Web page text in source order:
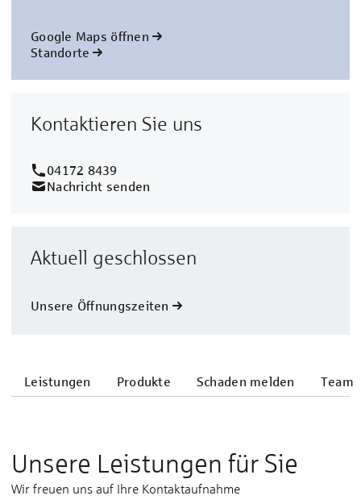
Google Maps öffnen
Standorte
Kontaktieren Sie uns
04172 8439
Nachricht senden
Aktuell geschlossen
Unsere Öffnungszeiten
Leistungen Produkte Schaden melden Team
Unsere Leistungen für Sie
Wir freuen uns auf Ihre Kontaktaufnahme